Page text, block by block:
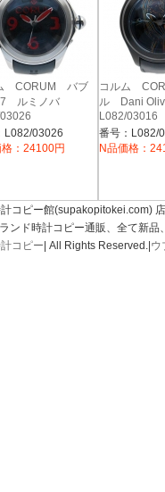
CORUM バブ
ルミノバ
L082/03026
格：24100円
コルム
ル Dani
L082/
番号：L082/
N品価格：
コピー館(supakopitokei.com)
ランド時計コピー通販、全て新
コピー | All Rights Reserved.| ウ